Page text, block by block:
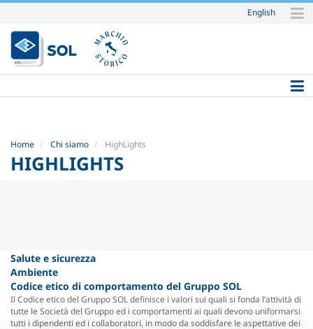
Salta
ai
contenuti.
|
alla
English
Home Chi siamo HighLights
HIGHLIGHTS
Salute e sicurezza
Ambiente
Codice etico di comportamento del Gruppo SOL
Il Codice etico del Gruppo SOL definisce i valori sui quali si fonda l’attività di
tutte le Società del Gruppo ed i comportamenti ai quali devono uniformarsi
tutti i dipendenti ed i collaboratori, in modo da soddisfare le aspettative dei